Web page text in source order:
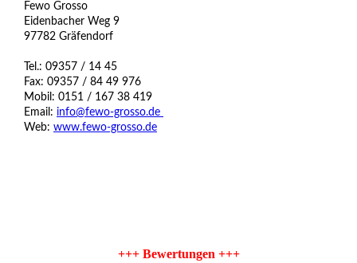
Fewo Grosso
Eidenbacher Weg 9
97782 Gräfendorf
Tel.: 09357 / 14 45
Fax: 09357 / 84 49 976
Mobil: 0151 / 167 38 419
Email: info@fewo-grosso.de
Web: www.fewo-grosso.de
+++ Bewertungen +++